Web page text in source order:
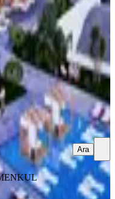
Sezgin Ayvaz
Ara